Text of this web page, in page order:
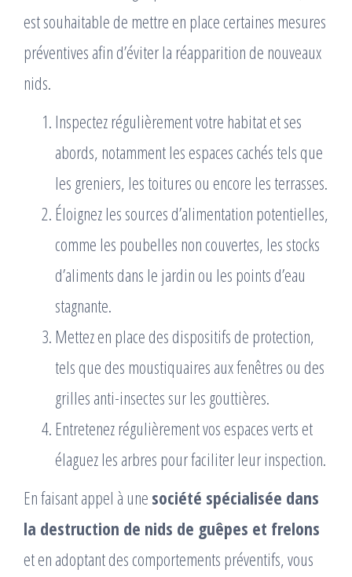
est souhaitable de mettre en place certaines mesures
préventives afin d’éviter la réapparition de nouveaux
nids.
Inspectez régulièrement votre habitat et ses
abords, notamment les espaces cachés tels que
les greniers, les toitures ou encore les terrasses.
Éloignez les sources d’alimentation potentielles,
comme les poubelles non couvertes, les stocks
d’aliments dans le jardin ou les points d’eau
stagnante.
Mettez en place des dispositifs de protection,
tels que des moustiquaires aux fenêtres ou des
grilles anti-insectes sur les gouttières.
Entretenez régulièrement vos espaces verts et
élaguez les arbres pour faciliter leur inspection.
En faisant appel à une société spécialisée dans
la destruction de nids de guêpes et frelons
et en adoptant des comportements préventifs, vous